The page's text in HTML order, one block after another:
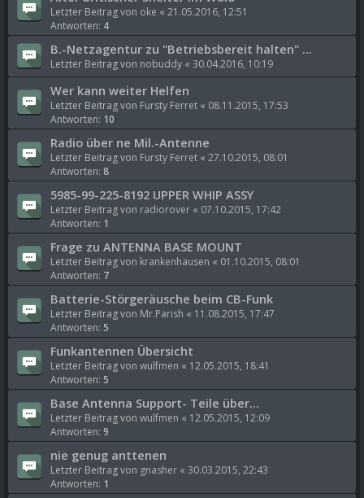
Letzter Beitrag von oke « 21.05.2016, 12:51
Antworten: 4
B.-Netzagentur zu "Betriebsbereit halten" ...
Letzter Beitrag von nobuddy « 30.04.2016, 10:19
Wer kann weiter Helfen
Letzter Beitrag von Fursty Ferret « 08.11.2015, 17:53
Antworten: 10
Radio über ne Mil.-Antenne
Letzter Beitrag von Fursty Ferret « 27.10.2015, 08:01
Antworten: 8
5985-99-225-8192 UPPER WHIP ASSY
Letzter Beitrag von radiorover « 07.10.2015, 17:42
Antworten: 1
Frage zu ANTENNA BASE MOUNT
Letzter Beitrag von krankenhausen « 01.10.2015, 08:01
Antworten: 7
Batterie-Störgeräusche beim CB-Funk
Letzter Beitrag von Mr.Parish « 11.08.2015, 17:47
Antworten: 5
Funkantennen Übersicht
Letzter Beitrag von wulfmen « 12.05.2015, 18:41
Antworten: 5
Base Antenna Support- Teile über...
Letzter Beitrag von wulfmen « 12.05.2015, 12:09
Antworten: 9
nie genug anttenen
Letzter Beitrag von gnasher « 30.03.2015, 22:43
Antworten: 1